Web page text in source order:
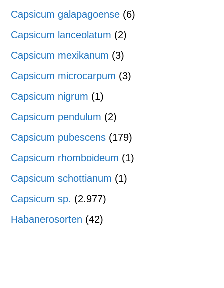
Capsicum galapagoense (6)
Capsicum lanceolatum (2)
Capsicum mexikanum (3)
Capsicum microcarpum (3)
Capsicum nigrum (1)
Capsicum pendulum (2)
Capsicum pubescens (179)
Capsicum rhomboideum (1)
Capsicum schottianum (1)
Capsicum sp. (2.977)
Habanerosorten (42)